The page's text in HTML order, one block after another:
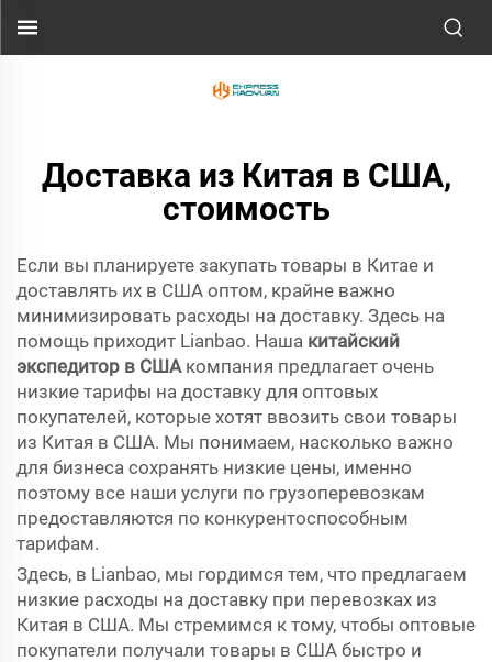
Доставка из Китая в США,
стоимость
Если вы планируете закупать товары в Китае и
доставлять их в США оптом, крайне важно
минимизировать расходы на доставку. Здесь на
помощь приходит Lianbao. Наша китайский
экспедитор в США компания предлагает очень
низкие тарифы на доставку для оптовых
покупателей, которые хотят ввозить свои товары
из Китая в США. Мы понимаем, насколько важно
для бизнеса сохранять низкие цены, именно
поэтому все наши услуги по грузоперевозкам
предоставляются по конкурентоспособным
тарифам.
Здесь, в Lianbao, мы гордимся тем, что предлагаем
низкие расходы на доставку при перевозках из
Китая в США. Мы стремимся к тому, чтобы оптовые
покупатели получали товары в США быстро и